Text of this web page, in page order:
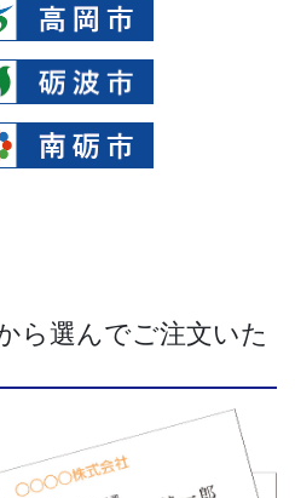
ら選んでご注文いた